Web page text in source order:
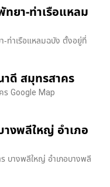
ทยา-ท่าเรือแหลม
-ท่าเรือแหลมฉบัง ตั้งอยู่ที่
าดี สมุทรสาคร
ร Google Map
างพลีใหญ่ อำเภอ
บางพลีใหญ่ อำเภอบางพลี